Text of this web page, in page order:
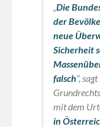
Die
der
neue
Sicherheit
falsch“,
mit dem
in